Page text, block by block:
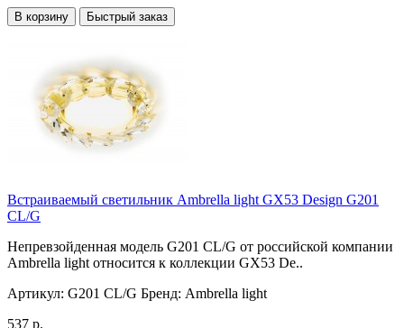
В корзину Быстрый заказ
Встраиваемый светильник Ambrella light GX53 Design G201
CL/G
Непревзойденная модель G201 CL/G от российской компании
Ambrella light относится к коллекции GX53 De..
Артикул: G201 CL/G Бренд: Ambrella light
537 р.